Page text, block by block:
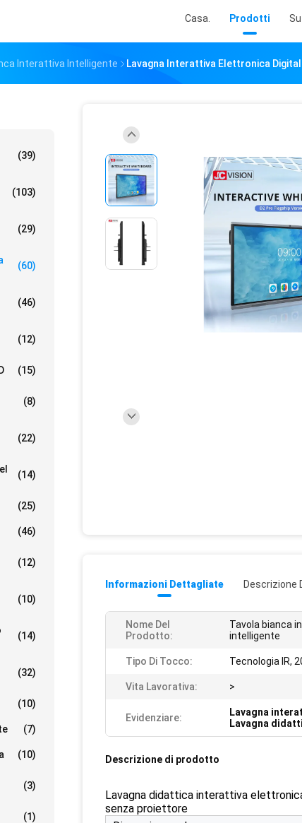
Casa. Prodotti
Interattiva Intelligente Lavagna Interattiva Elettronica
(39)
(103)
(29)
(60)
(46)
(12)
(15)
(8)
(22)
(14)
(25)
(46)
(12)
(10)
(14)
(32)
(10)
(7)
(10)
(3)
(1)
Informazioni Dettagliate Descrizione
Nome Del
Prodotto:
Tavola bianca
intelligente
Tipo Di Tocco: Tecnologia IR,
Vita Lavorativa: >
Evidenziare: Lavagna
Lavagna
Descrizione di prodotto
Lavagna didattica interattiva
senza proiettore